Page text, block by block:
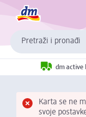
Pretraži i pronađi
dm active
Karta se ne
svoje